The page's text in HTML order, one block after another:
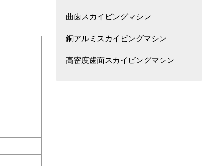
曲歯スカイビングマシン
銅アルミスカイビングマシン
高密度歯面スカイビングマシン